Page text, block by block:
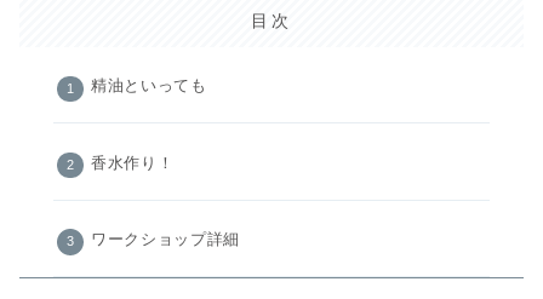
目次
精油といっても
香水作り！
ワークショップ詳細